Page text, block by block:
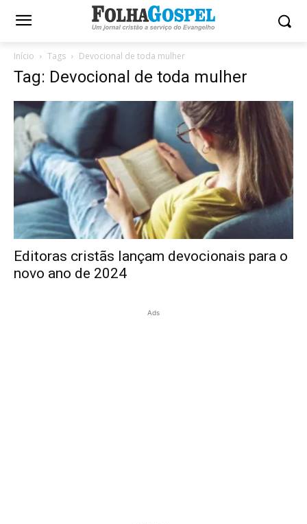
Início Tags Devocional de toda mulher
Tag: Devocional de toda mulher
Editoras cristãs lançam devocionais para o
novo ano de 2024
Ads